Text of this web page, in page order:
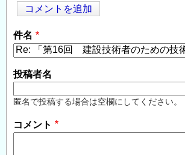
コメントを追加
件名
投稿者名
匿名で投稿する場合は空欄にしてください。
コメント